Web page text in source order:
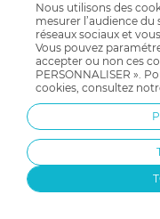
pourquoi Allo bébé a
de bébé avec des
confortables tels que
oreillers ergonomique,
bébé, ciel de lit…tous
décoration du lit de
Allobébé.
Nous utilisons des
mesurer l’audience
réseaux sociaux et
Vous pouvez
accepter ou non ces
PERSONNALISER ».
cookies, consultez